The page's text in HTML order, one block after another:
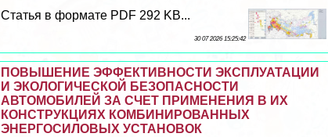
Статья в формате PDF 292 KB...
30 07 2026 15:25:42
ПОВЫШЕНИЕ ЭФФЕКТИВНОСТИ ЭКСПЛУАТАЦИИ
И ЭКОЛОГИЧЕСКОЙ БЕЗОПАСНОСТИ
АВТОМОБИЛЕЙ ЗА СЧЕТ ПРИМЕНЕНИЯ В ИХ
КОНСТРУКЦИЯХ КОМБИНИРОВАННЫХ
ЭНЕРГОСИЛОВЫХ УСТАНОВОК